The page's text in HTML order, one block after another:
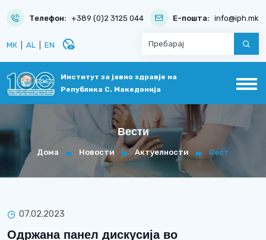
Телефон: +389 (0)2 3125 044 Е-пошта: info@iph.mk
МК AL EN disabled_visible
Институт за јавно здравје на
Република С. Македонија
Вести
Дома Новости Актуелности Вест
07.02.2023
Одржана панел дискусија во